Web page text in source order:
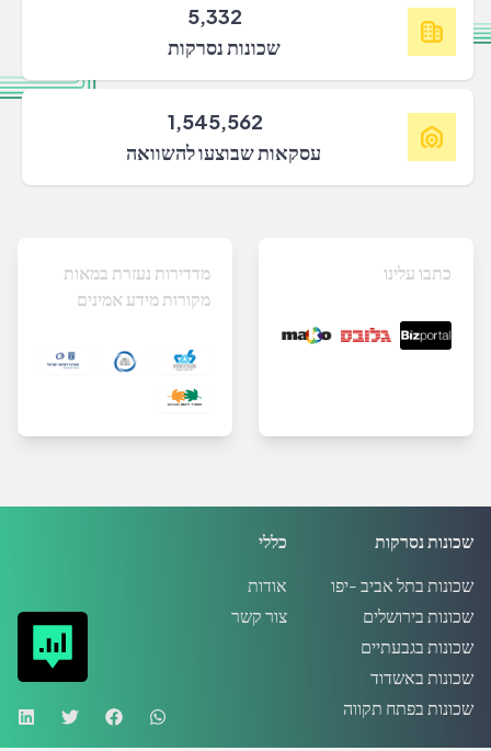
5,332
שכונות נסרקות
1,545,562
עסקאות שבוצעו להשוואה
מדדירות נעזרת במאות
מקורות מידע אמינים
כתבו עלינו
כללי
אודות
צור קשר
שכונות נסרקות
שכונות בתל אביב -יפו
שכונות בירושלים
שכונות בגבעתיים
שכונות באשדוד
שכונות בפתח תקווה